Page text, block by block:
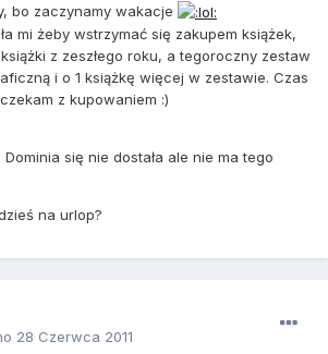
bo zaczynamy wakacje
mi żeby wstrzymać się zakupem książek,
z zeszłego roku, a tegoroczny zestaw
i o 1 książkę więcej w zestawie. Czas
z kupowaniem :)
się nie dostała ale nie ma tego
na urlop?
28 Czerwca 2011